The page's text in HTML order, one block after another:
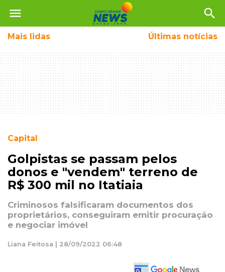
menu search
Mais lidas Últimas notícias
Capital
Golpistas se passam pelos
donos e "vendem" terreno de
R$ 300 mil no Itatiaia
Criminosos falsificaram documentos dos
proprietários, conseguiram emitir procuração
e negociar imóvel
Liana Feitosa | 28/09/2022 06:48